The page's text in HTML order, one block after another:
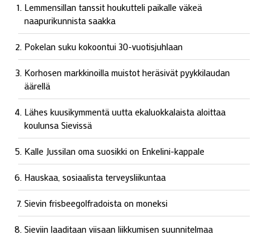
Lemmensillan tanssit houkutteli paikalle väkeä
naapurikunnista saakka
Pokelan suku kokoontui 30-vuotisjuhlaan
Korhosen markkinoilla muistot heräsivät pyykkilaudan
äärellä
Lähes kuusikymmentä uutta ekaluokkalaista aloittaa
koulunsa Sievissä
Kalle Jussilan oma suosikki on Enkelini-kappale
Hauskaa, sosiaalista terveysliikuntaa
Sievin frisbeegolfradoista on moneksi
Sieviin laaditaan viisaan liikkumisen suunnitelmaa